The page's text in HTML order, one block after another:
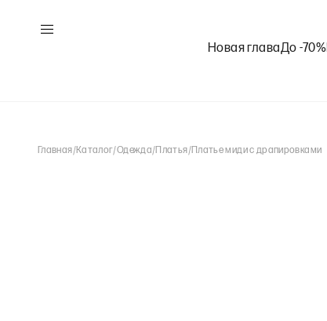
Новая главаДо -70%
Главная/Каталог/Одежда/ Платья/Платье миди с драпировками